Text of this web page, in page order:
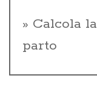
Calcola
parto